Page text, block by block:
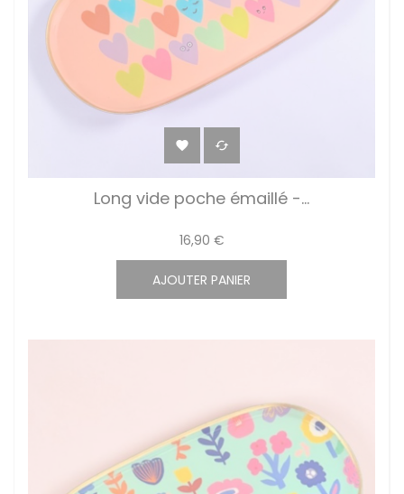
 
Long vide poche émaillé -...
16,90 €
AJOUTER PANIER